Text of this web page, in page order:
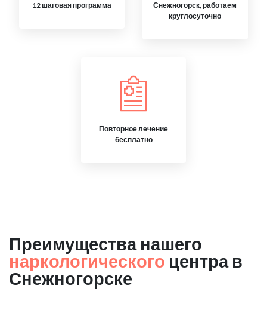
12 шаговая программа
Снежногорск, работаем
круглосуточно
Повторное лечение
бесплатно
Преимущества нашего
наркологического центра в
Снежногорске